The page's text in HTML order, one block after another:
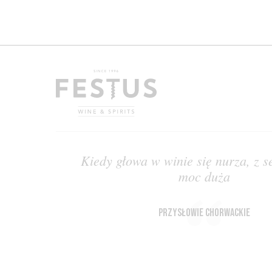
Kiedy głowa w winie się nurza, z
moc duża
przysłowie chorwackie